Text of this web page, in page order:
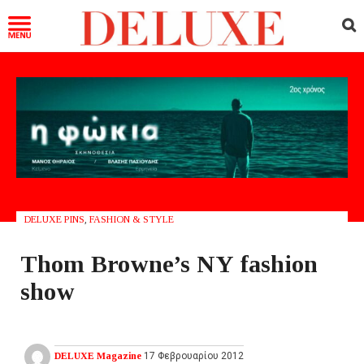
DELUXE PINS FASHION & STYLE
Thom Browne’s NY fashion
show
DELUXE Magazine 17 Φεβρουαρίου 2012